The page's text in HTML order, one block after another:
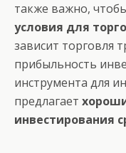
также важно,
условия для
зависит торговля
прибыльность
инструмента для
предлагает
инвестирования